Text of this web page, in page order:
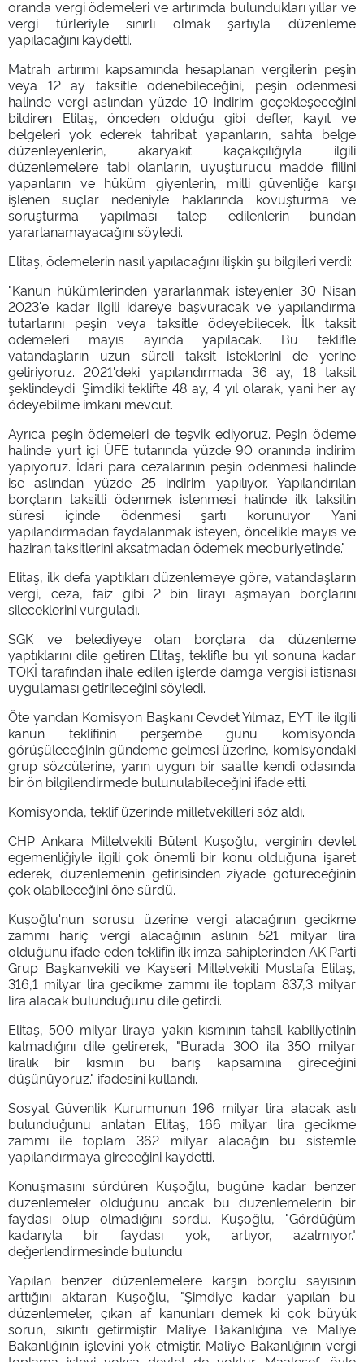
oranda vergi ödemeleri ve artırımda bulundukları yıllar ve
vergi türleriyle sınırlı olmak şartıyla düzenleme
yapılacağını kaydetti.
Matrah artırımı kapsamında hesaplanan vergilerin peşin
veya 12 ay taksitle ödenebileceğini, peşin ödenmesi
halinde vergi aslından yüzde 10 indirim geçekleşeceğini
bildiren Elitaş, önceden olduğu gibi defter, kayıt ve
belgeleri yok ederek tahribat yapanların, sahta belge
düzenleyenlerin, akaryakıt kaçakçılığıyla ilgili
düzenlemelere tabi olanların, uyuşturucu madde fiilini
yapanların ve hüküm giyenlerin, milli güvenliğe karşı
işlenen suçlar nedeniyle haklarında kovuşturma ve
soruşturma yapılması talep edilenlerin bundan
yararlanamayacağını söyledi.
Elitaş, ödemelerin nasıl yapılacağını ilişkin şu bilgileri verdi:
"Kanun hükümlerinden yararlanmak isteyenler 30 Nisan
2023'e kadar ilgili idareye başvuracak ve yapılandırma
tutarlarını peşin veya taksitle ödeyebilecek. İlk taksit
ödemeleri mayıs ayında yapılacak. Bu teklifle
vatandaşların uzun süreli taksit isteklerini de yerine
getiriyoruz. 2021'deki yapılandırmada 36 ay, 18 taksit
şeklindeydi. Şimdiki teklifte 48 ay, 4 yıl olarak, yani her ay
ödeyebilme imkanı mevcut.
Ayrıca peşin ödemeleri de teşvik ediyoruz. Peşin ödeme
halinde yurt içi ÜFE tutarında yüzde 90 oranında indirim
yapıyoruz. İdari para cezalarının peşin ödenmesi halinde
ise aslından yüzde 25 indirim yapılıyor. Yapılandırılan
borçların taksitli ödenmek istenmesi halinde ilk taksitin
süresi içinde ödenmesi şartı korunuyor. Yani
yapılandırmadan faydalanmak isteyen, öncelikle mayıs ve
haziran taksitlerini aksatmadan ödemek mecburiyetinde."
Elitaş, ilk defa yaptıkları düzenlemeye göre, vatandaşların
vergi, ceza, faiz gibi 2 bin lirayı aşmayan borçlarını
sileceklerini vurguladı.
SGK ve belediyeye olan borçlara da düzenleme
yaptıklarını dile getiren Elitaş, teklifle bu yıl sonuna kadar
TOKİ tarafından ihale edilen işlerde damga vergisi istisnası
uygulaması getirileceğini söyledi.
Öte yandan Komisyon Başkanı Cevdet Yılmaz, EYT ile ilgili
kanun teklifinin perşembe günü komisyonda
görüşüleceğinin gündeme gelmesi üzerine, komisyondaki
grup sözcülerine, yarın uygun bir saatte kendi odasında
bir ön bilgilendirmede bulunulabileceğini ifade etti.
Komisyonda, teklif üzerinde milletvekilleri söz aldı.
CHP Ankara Milletvekili Bülent Kuşoğlu, verginin devlet
egemenliğiyle ilgili çok önemli bir konu olduğuna işaret
ederek, düzenlemenin getirisinden ziyade götüreceğinin
çok olabileceğini öne sürdü.
Kuşoğlu'nun sorusu üzerine vergi alacağının gecikme
zammı hariç vergi alacağının aslının 521 milyar lira
olduğunu ifade eden teklifin ilk imza sahiplerinden AK Parti
Grup Başkanvekili ve Kayseri Milletvekili Mustafa Elitaş,
316,1 milyar lira gecikme zammı ile toplam 837,3 milyar
lira alacak bulunduğunu dile getirdi.
Elitaş, 500 milyar liraya yakın kısmının tahsil kabiliyetinin
kalmadığını dile getirerek, "Burada 300 ila 350 milyar
liralık bir kısmın bu barış kapsamına gireceğini
düşünüyoruz." ifadesini kullandı.
Sosyal Güvenlik Kurumunun 196 milyar lira alacak aslı
bulunduğunu anlatan Elitaş, 166 milyar lira gecikme
zammı ile toplam 362 milyar alacağın bu sistemle
yapılandırmaya gireceğini kaydetti.
Konuşmasını sürdüren Kuşoğlu, bugüne kadar benzer
düzenlemeler olduğunu ancak bu düzenlemelerin bir
faydası olup olmadığını sordu. Kuşoğlu, "Gördüğüm
kadarıyla bir faydası yok, artıyor, azalmıyor."
değerlendirmesinde bulundu.
Yapılan benzer düzenlemelere karşın borçlu sayısının
arttığını aktaran Kuşoğlu, "Şimdiye kadar yapılan bu
düzenlemeler, çıkan af kanunları demek ki çok büyük
sorun, sıkıntı getirmiştir Maliye Bakanlığına ve Maliye
Bakanlığının işlevini yok etmiştir. Maliye Bakanlığının vergi